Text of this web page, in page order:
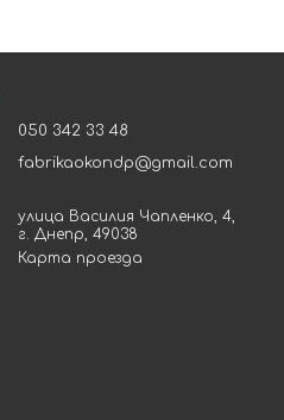
050 342 33 48
fabrikaokondp@gmail.com
улица Василия Чапленко, 4,
г. Днепр, 49038
Карта проезда